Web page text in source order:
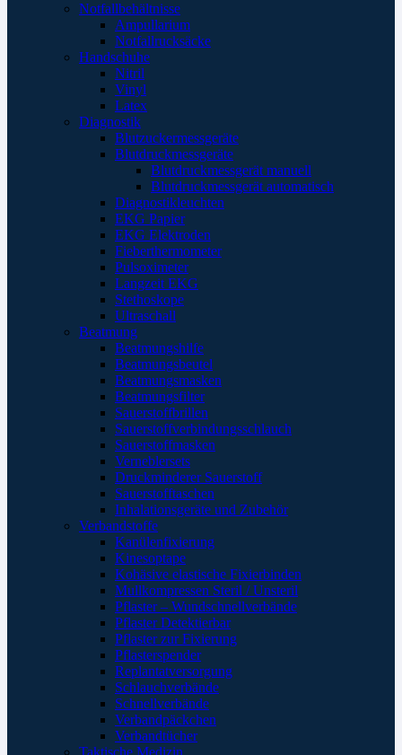
Notfallbehältnisse
Ampullarium
Notfallrucksäcke
Handschuhe
Nitril
Vinyl
Latex
Diagnostik
Blutzuckermessgeräte
Blutdruckmessgeräte
Blutdruckmessgerät manuell
Blutdruckmessgerät automatisch
Diagnostikleuchten
EKG Papier
EKG Elektroden
Fieberthermometer
Pulsoximeter
Langzeit EKG
Stethoskope
Ultraschall
Beatmung
Beatmungshilfe
Beatmungsbeutel
Beatmungsmasken
Beatmungsfilter
Sauerstoffbrillen
Sauerstoffverbindungsschlauch
Sauerstoffmasken
Verneblersets
Druckminderer Sauerstoff
Sauerstofftaschen
Inhalationsgeräte und Zubehör
Verbandstoffe
Kanülenfixierung
Kinesoptape
Kohäsive elastische Fixierbinden
Mullkompressen Steril / Unsteril
Pflaster – Wundschnellverbände
Pflaster Detektierbar
Pflaster zur Fixierung
Pflasterspender
Replantatversorgung
Schlauchverbände
Schnellverbände
Verbandpäckchen
Verbandtücher
Taktische Medizin